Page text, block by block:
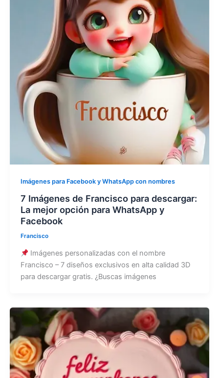
Imágenes para Facebook y WhatsApp con nombres
7 Imágenes de Francisco para descargar:
La mejor opción para WhatsApp y
Facebook
Francisco
Imágenes personalizadas con el nombre
Francisco – 7 diseños exclusivos en alta calidad 3D
para descargar gratis. ¿Buscas imágenes